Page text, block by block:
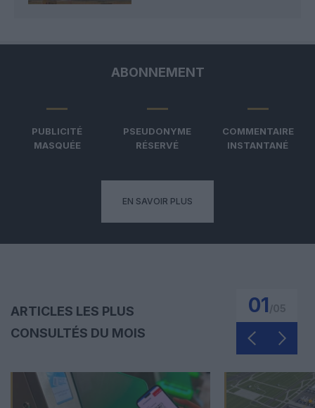
ABONNEMENT
PUBLICITÉ
MASQUÉE
PSEUDONYME
RÉSERVÉ
COMMENTAIRE
INSTANTANÉ
EN SAVOIR PLUS
ARTICLES LES PLUS
CONSULTÉS DU MOIS
01